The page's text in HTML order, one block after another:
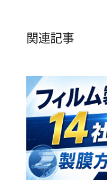
関連記事